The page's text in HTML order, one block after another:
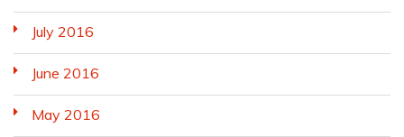
July 2016
June 2016
May 2016